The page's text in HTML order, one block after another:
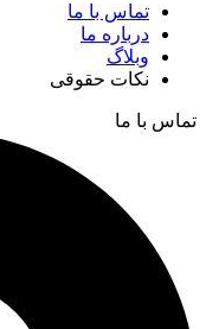
تماس با ما
درباره ما
وبلاگ
نکات حقوقی
تماس با ما